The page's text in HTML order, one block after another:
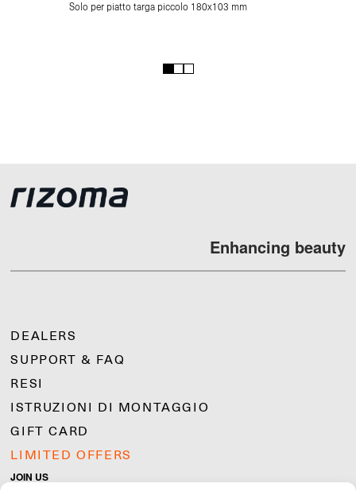
Solo per piatto targa piccolo 180x103 mm
1 2 3
Enhancing beauty
DEALERS
SUPPORT & FAQ
RESI
ISTRUZIONI DI MONTAGGIO
GIFT CARD
LIMITED OFFERS
JOIN US